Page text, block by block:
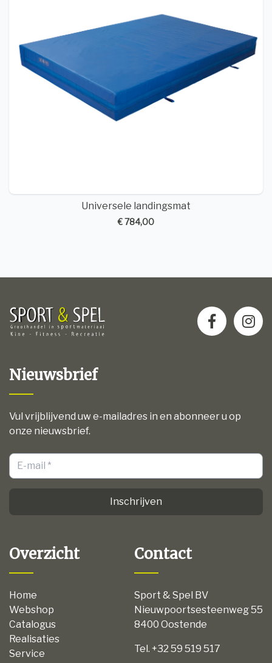
Universele landingsmat
€ 784,00
Nieuwsbrief
Vul vrijblijvend uw e-mailadres in en abonneer u op
onze nieuwsbrief.
Inschrijven
Overzicht
Home
Webshop
Catalogus
Realisaties
Service
Contact
Sport & Spel BV
Nieuwpoortsesteenweg 55
8400 Oostende
Tel. +32 59 519 517